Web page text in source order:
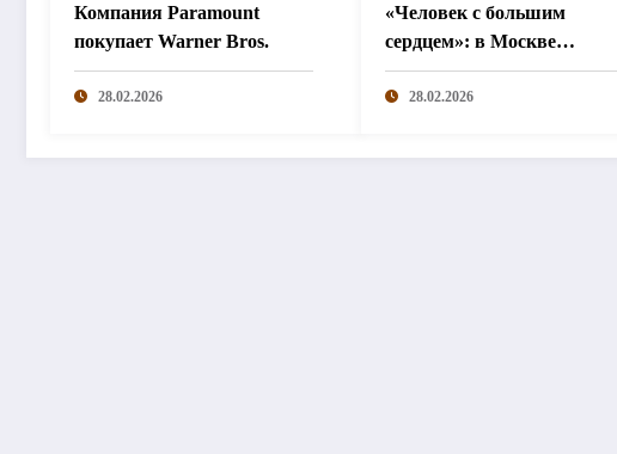
Компания Paramount
покупает Warner Bros.
28.02.2026
«Человек с большим
сердцем»: в Москве
простились с Ириной
Шевчук
28.02.2026